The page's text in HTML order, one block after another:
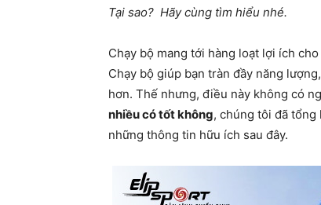
Tại sao? Hãy cùng tìm hiểu nhé.
Chạy bộ mang tới hàng loạt lợi ích
Chạy bộ giúp bạn tràn đầy năng
hơn. Thế nhưng, điều này không có
nhiều có tốt không, chúng tôi đã
những thông tin hữu ích sau đây.